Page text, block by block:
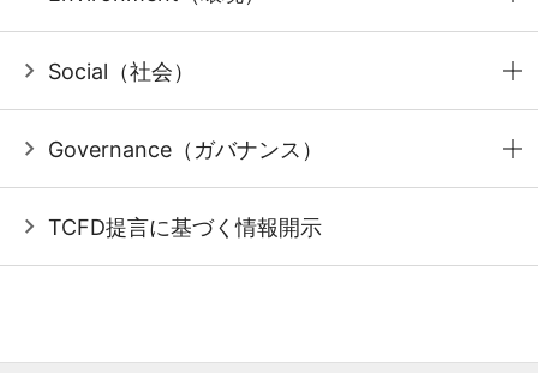
Social（社会）
Governance（ガバナンス）
TCFD提言に基づく情報開示